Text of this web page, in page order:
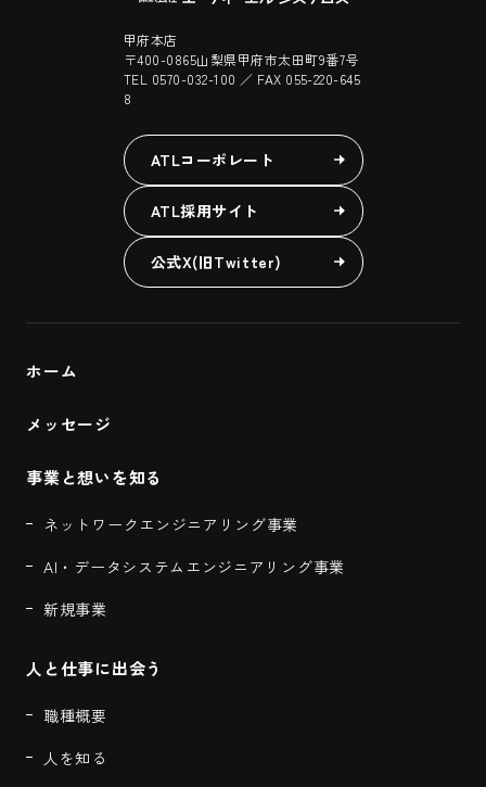
甲府本店
〒400-0865山梨県甲府市太田町9番7号
TEL 0570-032-100 ／ FAX 055-220-645
8
ATLコーポレート
ATL採用サイト
公式X(旧Twitter)
ホーム
メッセージ
事業と想いを知る
ネットワークエンジニアリング事業
AI・データシステムエンジニアリング事業
新規事業
人と仕事に出会う
職種概要
人を知る